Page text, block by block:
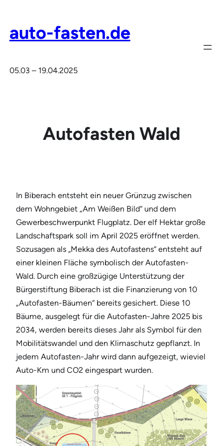
springen
auto-fasten.de
05.03 – 19.04.2025
Autofasten Wald
In Biberach entsteht ein neuer Grünzug zwischen
dem Wohngebiet „Am Weißen Bild“ und dem
Gewerbeschwerpunkt Flugplatz. Der elf Hektar große
Landschaftspark soll im April 2025 eröffnet werden.
Sozusagen als „Mekka des Autofastens“ entsteht auf
einer kleinen Fläche symbolisch der Autofasten-
Wald. Durch eine großzügige Unterstützung der
Bürgerstiftung Biberach ist die Finanzierung von 10
„Autofasten-Bäumen“ bereits gesichert. Diese 10
Bäume, ausgelegt für die Autofasten-Jahre 2025 bis
2034, werden bereits dieses Jahr als Symbol für den
Mobilitätswandel und den Klimaschutz gepflanzt. In
jedem Autofasten-Jahr wird dann aufgezeigt, wieviel
Auto-Km und CO2 eingespart wurden.